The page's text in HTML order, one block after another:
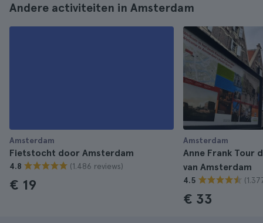
Andere activiteiten in Amsterdam
Amsterdam
Fietstocht door Amsterdam
4.8 (1.486 reviews)
€ 19
Amsterdam
Anne Frank Tour
van Amsterdam
4.5
€ 33